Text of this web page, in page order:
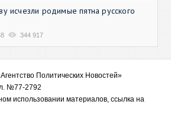
исчезли родимые пятна русского
344 917
Политических Новостей»
№77-2792
использовании материалов, ссылка на